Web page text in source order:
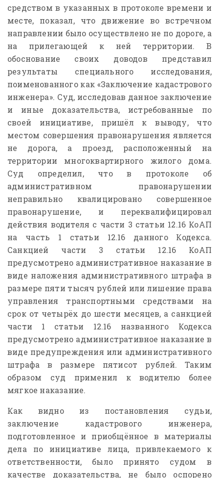
средством в указанных в протоколе времени и
месте, показал, что движение во встречном
направлении было осуществлено не по дороге, а
на прилегающей к ней территории. В
обоснование своих доводов представил
результаты специального исследования,
поименованного как «Заключение кадастрового
инженера». Суд, исследовав данное заключение
и иные доказательства, истребованные по
своей инициативе, пришёл к выводу, что
местом совершения правонарушения является
не дорога, а проезд, расположенный на
территории многоквартирного жилого дома.
Суд определил, что в протоколе об
административном правонарушении
неправильно квалицировано совершенное
правонарушение, и переквалифицировал
действия водителя с части 3 статьи 12.16 КоАП
на часть 1 статьи 12.16 данного Кодекса.
Санкцией части 3 статьи 12.16 КоАП
предусмотрено административное наказание в
виде наложения административного штрафа в
размере пяти тысяч рублей или лишение права
управления транспортными средствами на
срок от четырёх до шести месяцев, а санкцией
части 1 статьи 12.16 названного Кодекса
предусмотрено административное наказание в
виде предупреждения или административного
штрафа в размере пятисот рублей. Таким
образом суд применил к водителю более
мягкое наказание.
Как видно из постановления судьи,
заключение кадастрового инженера,
подготовленное и приобщённое в материалы
дела по инициативе лица, привлекаемого к
ответственности, было принято судом в
качестве доказательства, не было оспорено